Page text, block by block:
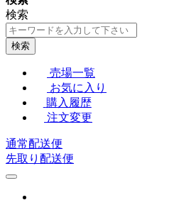
検索
検索
売場一覧
お気に入り
購入履歴
注文変更
通常配送便
先取り配送便